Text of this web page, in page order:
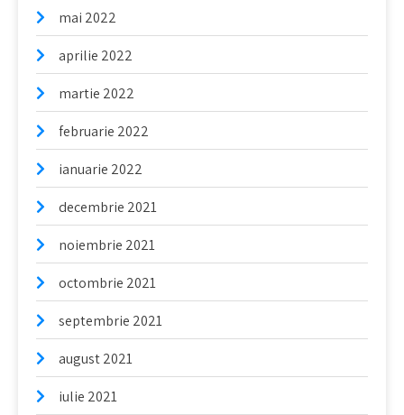
mai 2022
aprilie 2022
martie 2022
februarie 2022
ianuarie 2022
decembrie 2021
noiembrie 2021
octombrie 2021
septembrie 2021
august 2021
iulie 2021